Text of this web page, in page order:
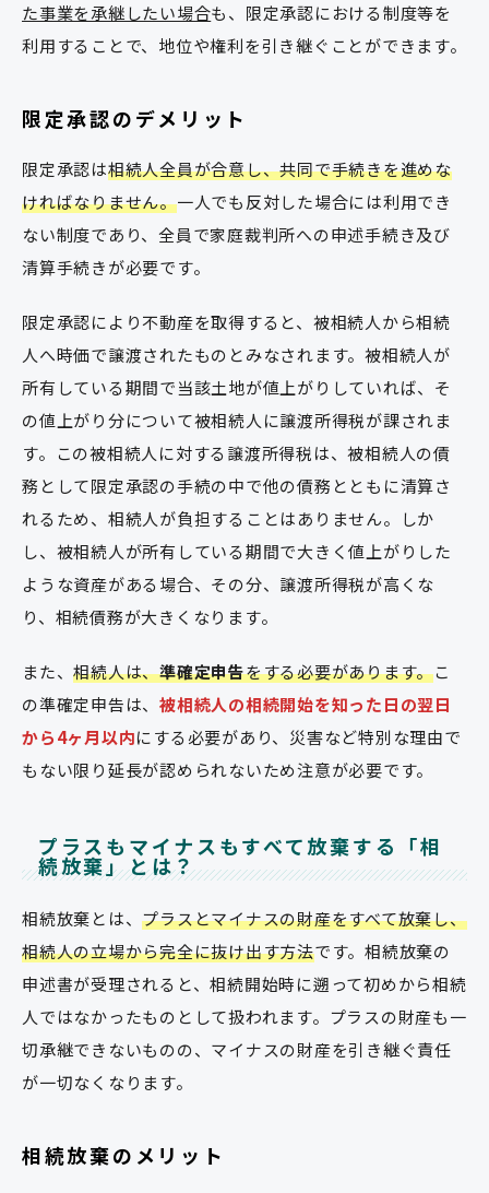
た事業を承継したい場合も、限定承認における制度等を
利用することで、地位や権利を引き継ぐことができます。
限定承認のデメリット
限定承認は相続人全員が合意し、共同で手続きを進めな
ければなりません。一人でも反対した場合には利用でき
ない制度であり、全員で家庭裁判所への申述手続き及び
清算手続きが必要です。
限定承認により不動産を取得すると、被相続人から相続
人へ時価で譲渡されたものとみなされます。被相続人が
所有している期間で当該土地が値上がりしていれば、そ
の値上がり分について被相続人に譲渡所得税が課されま
す。この被相続人に対する譲渡所得税は、被相続人の債
務として限定承認の手続の中で他の債務とともに清算さ
れるため、相続人が負担することはありません。しか
し、被相続人が所有している期間で大きく値上がりした
ような資産がある場合、その分、譲渡所得税が高くな
り、相続債務が大きくなります。
また、相続人は、準確定申告をする必要があります。こ
の準確定申告は、 被相続人の相続開始を知った日の翌日
から4ヶ月以内にする必要があり、災害など特別な理由で
もない限り延長が認められないため注意が必要です。
プラスもマイナスもすべて放棄する「相
続放棄」とは？
相続放棄とは、プラスとマイナスの財産をすべて放棄し、
相続人の立場から完全に抜け出す方法です。相続放棄の
申述書が受理されると、相続開始時に遡って初めから相続
人ではなかったものとして扱われます。プラスの財産も一
切承継できないものの、マイナスの財産を引き継ぐ責任
が一切なくなります。
相続放棄のメリット